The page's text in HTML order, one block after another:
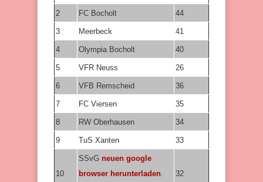
2 FC Bocholt 44
3 Meerbeck 41
4 Olympia Bocholt 40
5 VFR Neuss 26
6 VFB Remscheid 36
7 FC Viersen 35
8 RW Oberhausen 34
9 TuS Xanten 33
10
SSvG neuen google
browser herunterladen
32